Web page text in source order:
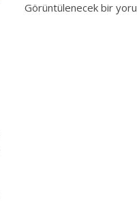
Görüntülenecek bir